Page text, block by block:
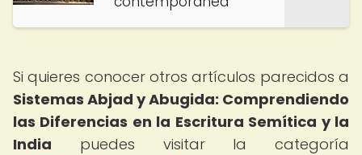
Si quieres conocer otros artículos parecidos a
Sistemas Abjad y Abugida: Comprendiendo
las Diferencias en la Escritura Semítica y la
India puedes visitar la categoría